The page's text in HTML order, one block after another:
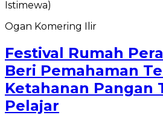
Ogan Komering Ilir
Festival Rumah
Beri Pemahaman
Ketahanan Pangan
Pelajar